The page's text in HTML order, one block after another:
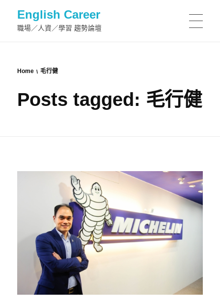
English Career
職場／人資／學習 趨勢論壇
Home 毛行健
Posts tagged: 毛行健